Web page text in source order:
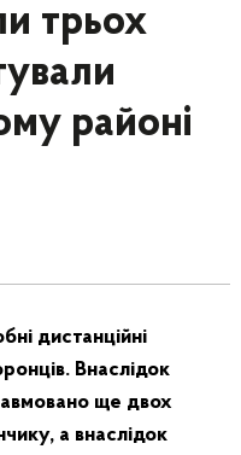
трьох
районі
дистанційні
Внаслідок
ще двох
а внаслідок